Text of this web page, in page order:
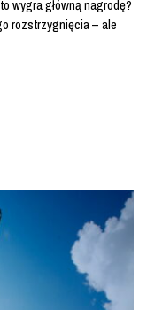
wygra główną nagrodę?
rozstrzygnięcia – ale